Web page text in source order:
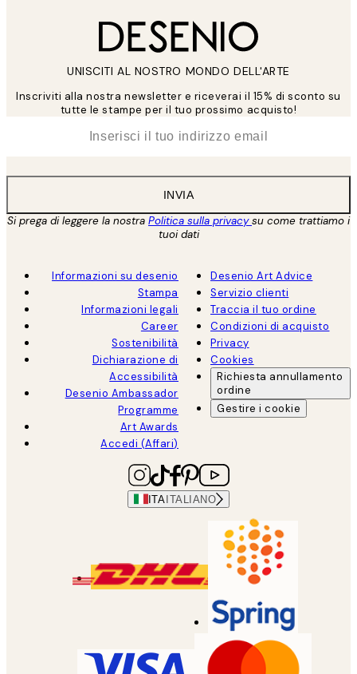
UNISCITI AL NOSTRO MONDO DELL'ARTE
Inscriviti alla nostra newsletter e riceverai il 15% di sconto su
tutte le stampe per il tuo prossimo acquisto!
INVIA
Si prega di leggere la nostra Politica sulla privacysu come trattiamo i
tuoi dati
Informazioni su desenio
Stampa
Informazioni legali
Career
Sostenibilità
Dichiarazione di
Accessibilità
Desenio Ambassador
Programme
Art Awards
Accedi (Affari)
Desenio Art Advice
Servizio clienti
Traccia il tuo ordine
Condizioni di acquisto
Privacy
Cookies
Richiesta annullamento
ordine
Gestire i cookie
ITAITALIANO